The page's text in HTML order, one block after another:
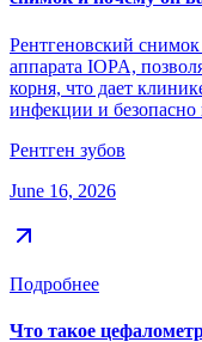
Рентгеновский
аппарата IOPA,
корня, что дает
инфекции и безопасно
Рентген зубов
June 16, 2026
Подробнее
Что такое